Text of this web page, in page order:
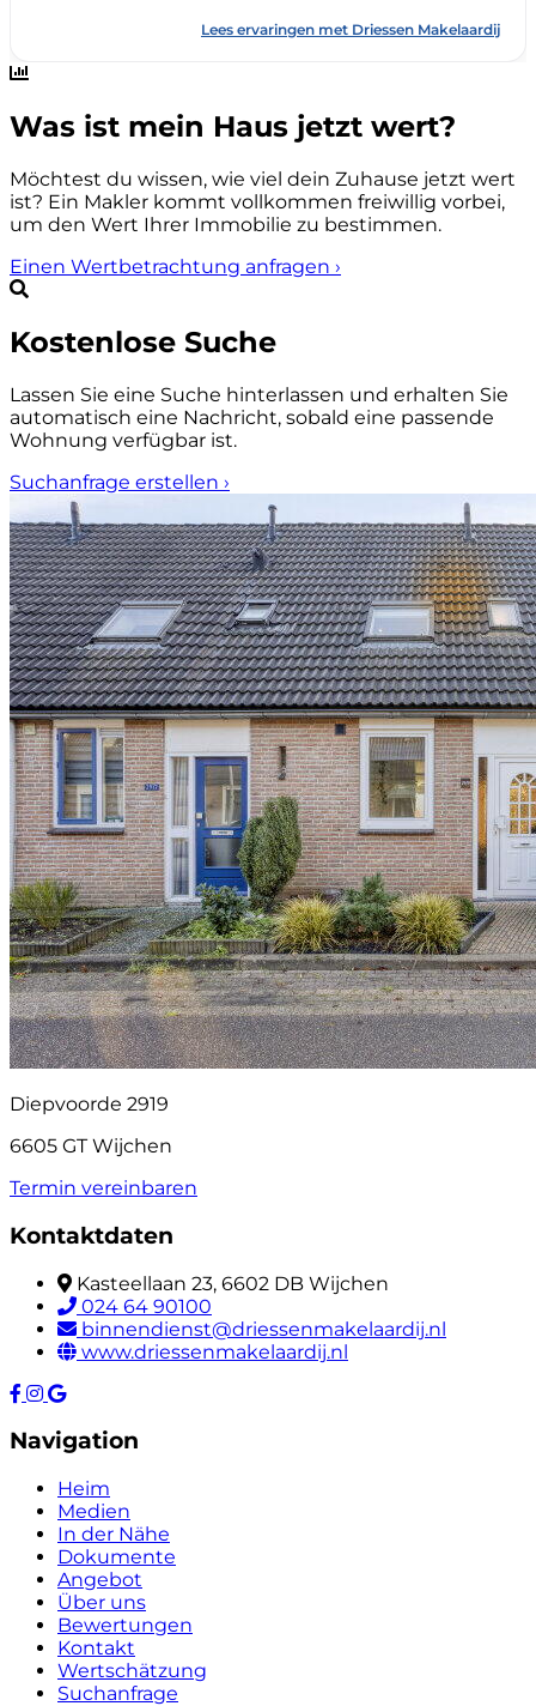
Was ist mein Haus jetzt wert?
Möchtest du wissen, wie viel dein Zuhause jetzt wert
ist? Ein Makler kommt vollkommen freiwillig vorbei,
um den Wert Ihrer Immobilie zu bestimmen.
Einen Wertbetrachtung anfragen ›
Kostenlose Suche
Lassen Sie eine Suche hinterlassen und erhalten Sie
automatisch eine Nachricht, sobald eine passende
Wohnung verfügbar ist.
Suchanfrage erstellen ›
Diepvoorde 2919
6605 GT Wijchen
Termin vereinbaren
Kontaktdaten
Kasteellaan 23, 6602 DB Wijchen
024 64 90100
binnendienst@driessenmakelaardij.nl
www.driessenmakelaardij.nl
Navigation
Heim
Medien
In der Nähe
Dokumente
Angebot
Über uns
Bewertungen
Kontakt
Wertschätzung
Suchanfrage